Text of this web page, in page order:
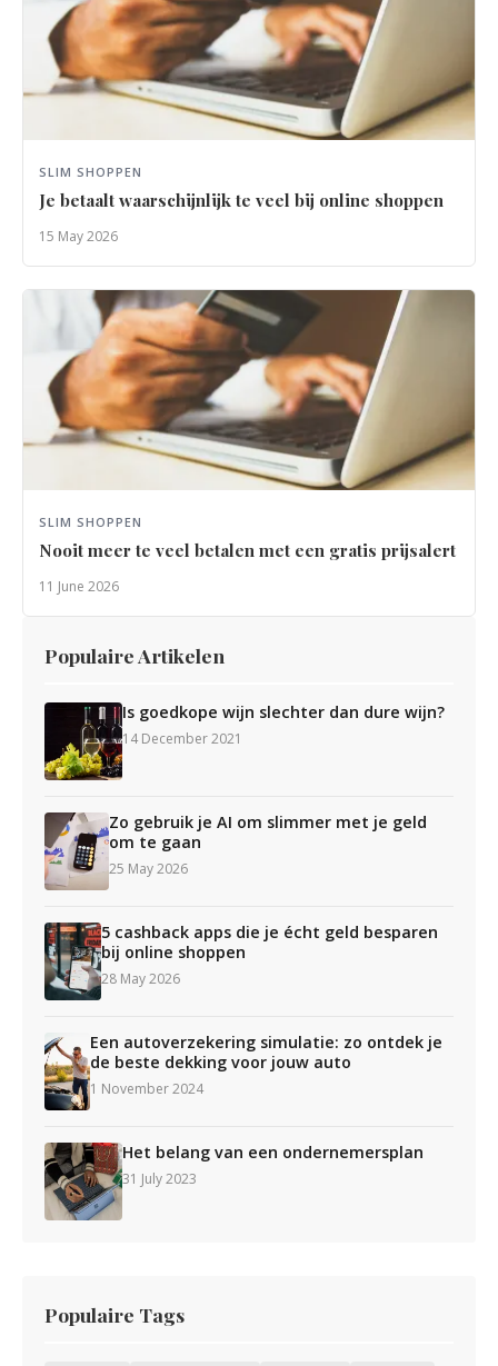
SLIM SHOPPEN
Je betaalt waarschijnlijk te veel bij online shoppen
15 May 2026
SLIM SHOPPEN
Nooit meer te veel betalen met een gratis prijsalert
11 June 2026
Populaire Artikelen
Is goedkope wijn slechter dan dure wijn?
14 December 2021
Zo gebruik je AI om slimmer met je geld
om te gaan
25 May 2026
5 cashback apps die je écht geld besparen
bij online shoppen
28 May 2026
Een autoverzekering simulatie: zo ontdek je
de beste dekking voor jouw auto
1 November 2024
Het belang van een ondernemersplan
31 July 2023
Populaire Tags